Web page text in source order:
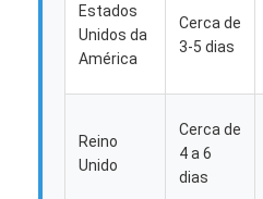
Estados
Unidos da
América
Cerca de
3-5 dias
Reino
Unido
Cerca de
4 a 6
dias